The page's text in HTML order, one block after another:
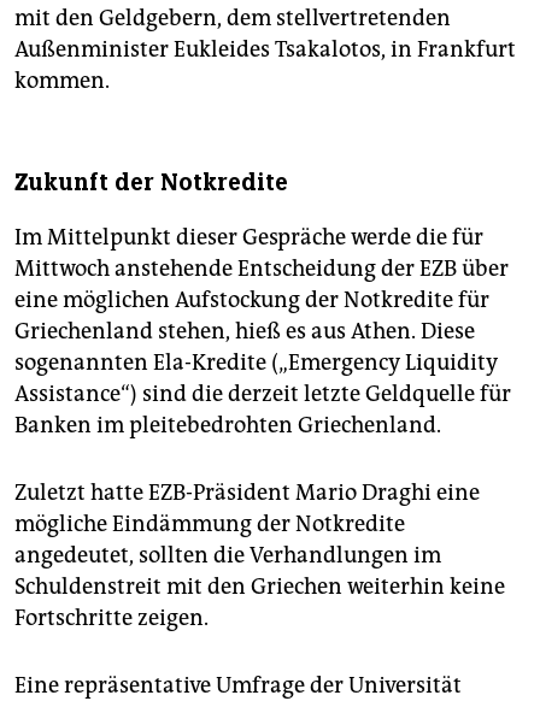
mit den Geldgebern, dem stellvertretenden
Außenminister Eukleides Tsakalotos, in Frankfurt
kommen.
Zukunft der Notkredite
Im Mittelpunkt dieser Gespräche werde die für
Mittwoch anstehende Entscheidung der EZB über
eine möglichen Aufstockung der Notkredite für
Griechenland stehen, hieß es aus Athen. Diese
sogenannten Ela-Kredite („Emergency Liquidity
Assistance“) sind die derzeit letzte Geldquelle für
Banken im pleitebedrohten Griechenland.
Zuletzt hatte EZB-Präsident Mario Draghi eine
mögliche Eindämmung der Notkredite
angedeutet, sollten die Verhandlungen im
Schuldenstreit mit den Griechen weiterhin keine
Fortschritte zeigen.
Eine repräsentative Umfrage der Universität